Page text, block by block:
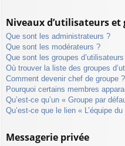
Niveaux d’utilisateurs et
Que sont les administrateurs ?
Que sont les modérateurs ?
Que sont les groupes
Où trouver la liste des groupes
Comment devenir chef de groupe ?
Pourquoi certains membres
Qu’est-ce qu’un « Groupe par
Qu’est-ce que le lien « L’équipe
Messagerie privée